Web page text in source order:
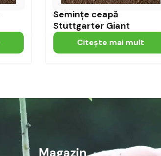
Semințe ceapă
Stuttgarter Giant
Citeşte mai mult
Magazin